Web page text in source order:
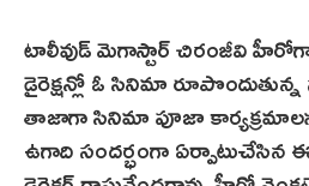
టాలీవుడ్ మెగాస్టార్ చిరంజీవి
డైరెక్షన్లో ఓ సినిమా
తాజాగా సినిమా పూజా
ఉగాది సందర్భంగా ఏర్పాటుచేసిన